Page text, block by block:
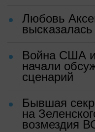
Любовь
Война США
начали
сценарий
Бывшая
на
возмездия